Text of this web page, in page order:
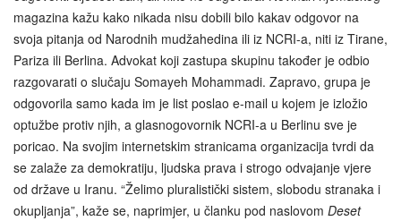
magazina kažu kako nikada nisu dobili bilo kakav odgovor na
svoja pitanja od Narodnih mudžahedina ili iz NCRI-a, niti iz Tirane,
Pariza ili Berlina. Advokat koji zastupa skupinu također je odbio
razgovarati o slučaju Somayeh Mohammadi. Zapravo, grupa je
odgovorila samo kada im je list poslao e-mail u kojem je izložio
optužbe protiv njih, a glasnogovornik NCRI-a u Berlinu sve je
poricao. Na svojim internetskim stranicama organizacija tvrdi da
se zalaže za demokratiju, ljudska prava i strogo odvajanje vjere
od države u Iranu. “Želimo pluralistički sistem, slobodu stranaka i
okupljanja”, kaže se, naprimjer, u članku pod naslovom Deset